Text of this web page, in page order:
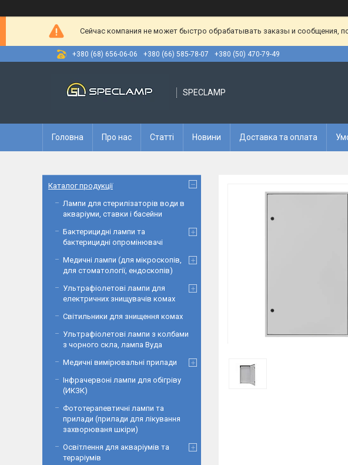
Сейчас компания не может быстро обрабатывать заказы и сообщения,
+380 (68) 656-06-06 +380 (66) 585-78-07 +380 (50) 470-79-49
SPECLAMP
Головна Про нас Статті Новини Доставка та оплата
Каталог продукції
Лампи для стерилізаторів води в
акваріуми, ставки і басейни
Бактерицидні лампи та
бактерицидні опромінювачі
Медичні лампи (для мікроскопів,
для стоматології, ендоскопів)
Ультрафіолетові лампи для
електричних знищувачів комах
Світильники для знищення комах
Ультрафіолетові лампи з колбами
з чорного скла, лампа Вуда
Медичні вимірювальні прилади
Інфрачервоні лампи для обігріву
(ИКЗК)
Фототерапевтичні лампи та
прилади (прилади для лікування
захворюваня шкіри)
Освітлення для акваріумів та
тераріумів